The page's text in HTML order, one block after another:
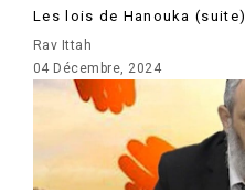
Les lois de Hanouka (suite)
Rav Ittah
04 Décembre, 2024